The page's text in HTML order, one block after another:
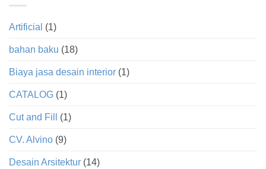
Artificial (1)
bahan baku (18)
Biaya jasa desain interior (1)
CATALOG (1)
Cut and Fill (1)
CV. Alvino (9)
Desain Arsitektur (14)